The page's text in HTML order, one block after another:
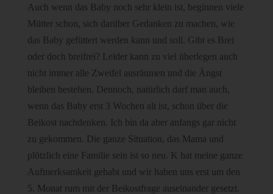
Auch wenn das Baby noch sehr klein ist, beginnen viele
Mütter schon, sich darüber Gedanken zu machen, wie
das Baby gefüttert werden kann und soll. Gibt es Brei
oder doch breifrei? Leider kann zu viel überlegen auch
nicht immer alle Zweifel ausräumen und die Ängst
bleiben bestehen. Dennoch, natürlich darf man auch,
wenn das Baby erst 3 Wochen alt ist, schon über die
Beikost nachdenken. Ich bin da aber anfangs gar nicht
zu gekommen. Die ganze Situation, das Mama und
plötzlich eine Familie sein ist so neu. K hat meine ganze
Aufmerksamkeit gehabt und wir haben uns erst um den
5. Monat rum mit der Beikostfrage auseinander gesetzt.